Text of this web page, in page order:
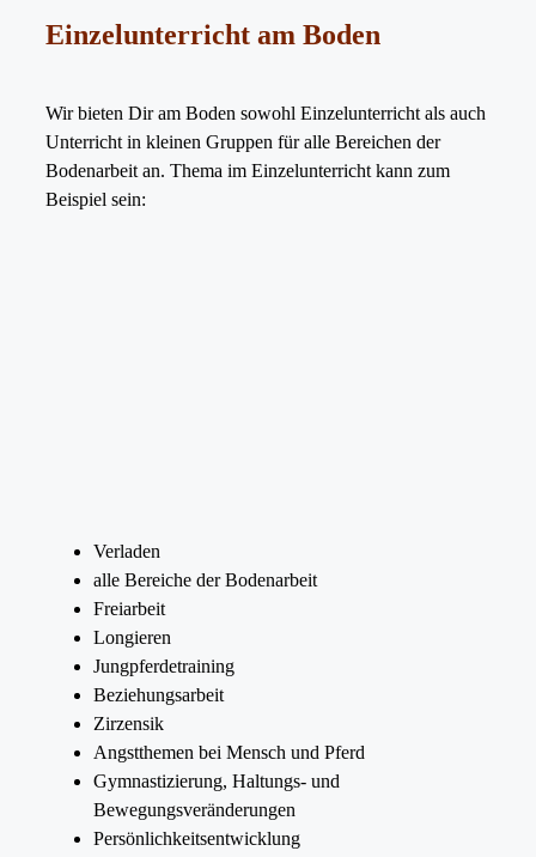
Einzelunterricht am Boden
Wir bieten Dir am Boden sowohl Einzelunterricht als auch
Unterricht in kleinen Gruppen für alle Bereichen der
Bodenarbeit an. Thema im Einzelunterricht kann zum
Beispiel sein:
Verladen
alle Bereiche der Bodenarbeit
Freiarbeit
Longieren
Jungpferdetraining
Beziehungsarbeit
Zirzensik
Angstthemen bei Mensch und Pferd
Gymnastizierung, Haltungs- und
Bewegungsveränderungen
Persönlichkeitsentwicklung